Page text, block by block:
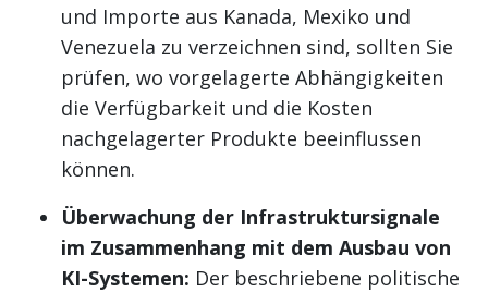
und Importe aus Kanada, Mexiko und
Venezuela zu verzeichnen sind, sollten Sie
prüfen, wo vorgelagerte Abhängigkeiten
die Verfügbarkeit und die Kosten
nachgelagerter Produkte beeinflussen
können.
Überwachung der Infrastruktursignale
im Zusammenhang mit dem Ausbau von
KI-Systemen: Der beschriebene politische